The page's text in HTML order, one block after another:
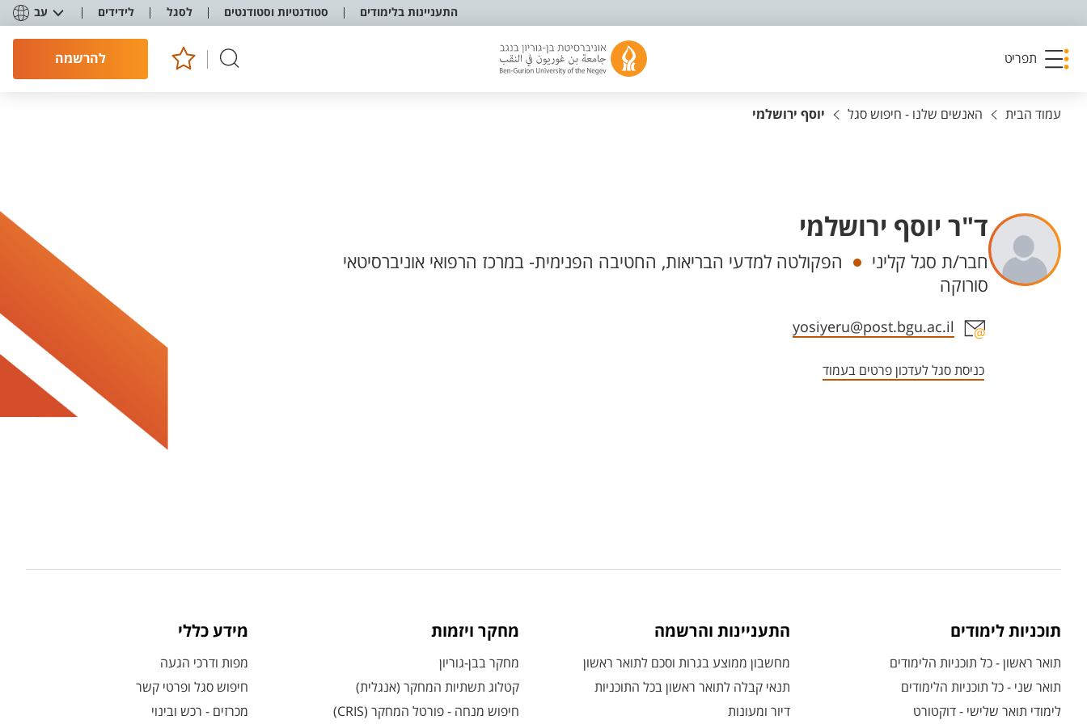
התעניינות בלימודים סטודנטיות וסטודנטים לסגל לידידים עב
תפריט להרשמה
עמוד הבית האנשים שלנו - חיפוש סגל יוסף ירושלמי
ד"ר יוסף ירושלמי
יחידות
חבר/ת סגל קליני
הפקולטה למדעי הבריאות, החטיבה הפנימית- במרכז הרפואי אוניברסיטאי
סורוקה
אזור צור קשר עם איש הסגל
yosiyeru@post.bgu.ac.il
כניסת סגל לעדכון פרטים בעמוד
תוכניות לימודים
תואר ראשון - כל תוכניות הלימודים
תואר שני - כל תוכניות הלימודים
לימודי תואר שלישי - דוקטורט
התעניינות והרשמה
מחשבון ממוצע בגרות וסכם לתואר ראשון
תנאי קבלה לתואר ראשון בכל התוכניות
דיור ומעונות
מחקר ויזמות
מחקר בבן-גוריון
קטלוג תשתיות המחקר (אנגלית)
חיפוש מנחה - פורטל המחקר (CRIS)
מידע כללי
מפות ודרכי הגעה
חיפוש סגל ופרטי קשר
מכרזים - רכש ובינוי